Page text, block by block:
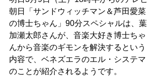
朝日「サンドウィッチマン＆芦田愛菜
の博士ちゃん」90分スペシャルは、葉
加瀬太郎さんが、音楽大好き博士ちゃ
んから音楽のギモンを解決するという
内容で、ベネズエラのエル・システマ
のことが紹介されるようです。